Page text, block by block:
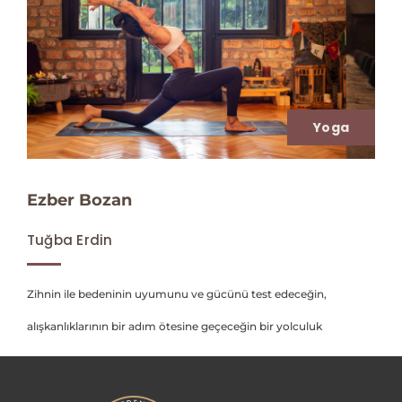
Yoga
Ezber Bozan
Tuğba Erdin
Zihnin ile bedeninin uyumunu ve gücünü test edeceğin,
alışkanlıklarının bir adım ötesine geçeceğin bir yolculuk